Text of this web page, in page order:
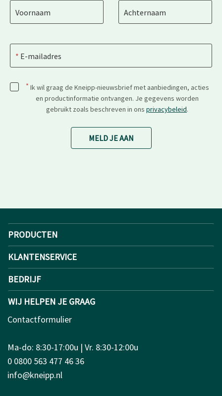
Voornaam Achternaam
E-mailadres
* Ik wil graag de Kneipp-nieuwsbrief met aanbiedingen, acties
en productinformatie ontvangen. Je gegevens worden
gebruikt zoals beschreven in ons privacybeleid.
MELD JE AAN
PRODUCTEN
KLANTENSERVICE
BEDRIJF
WIJ HELPEN JE GRAAG
Contactformulier
Ma-do: 8:30-17:00u | Vr. 8:30-12:00u
0 0800 563 477 46 36
info@kneipp.nl